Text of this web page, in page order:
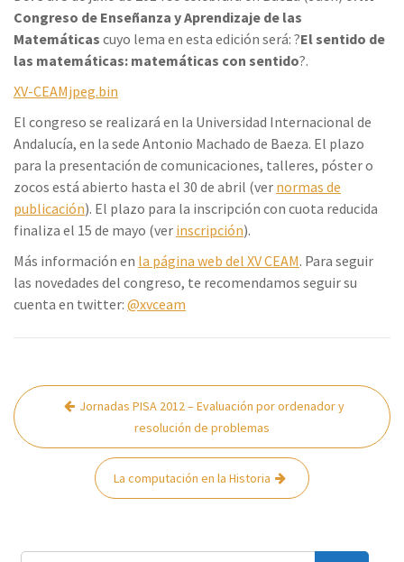
Congreso de Enseñanza y Aprendizaje de las
Matemáticas cuyo lema en esta edición será: ?El sentido de
las matemáticas: matemáticas con sentido?.
XV-CEAMjpeg.bin
El congreso se realizará en la Universidad Internacional de
Andalucía, en la sede Antonio Machado de Baeza. El plazo
para la presentación de comunicaciones, talleres, póster o
zocos está abierto hasta el 30 de abril (ver normas de
publicación). El plazo para la inscripción con cuota reducida
finaliza el 15 de mayo (ver inscripción).
Más información en la página web del XV CEAM. Para seguir
las novedades del congreso, te recomendamos seguir su
cuenta en twitter: @xvceam
Navegación
de
entradas
Jornadas PISA 2012 – Evaluación por ordenador y
resolución de problemas
La computación en la Historia